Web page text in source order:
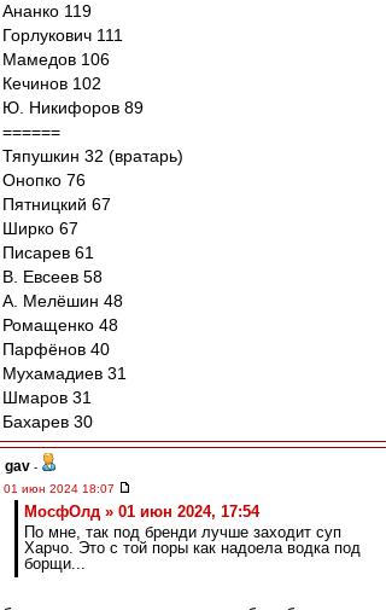
Ананко 119
Горлукович 111
Мамедов 106
Кечинов 102
Ю. Никифоров 89
======
Тяпушкин 32 (вратарь)
Онопко 76
Пятницкий 67
Ширко 67
Писарев 61
В. Евсеев 58
А. Мелёшин 48
Ромащенко 48
Парфёнов 40
Мухамадиев 31
Шмаров 31
Бахарев 30
gav -
01 июн 2024 18:07
МосфОлд » 01 июн 2024, 17:54
По мне, так под бренди лучше заходит суп
Харчо. Это с той поры как надоела водка под
борщи...